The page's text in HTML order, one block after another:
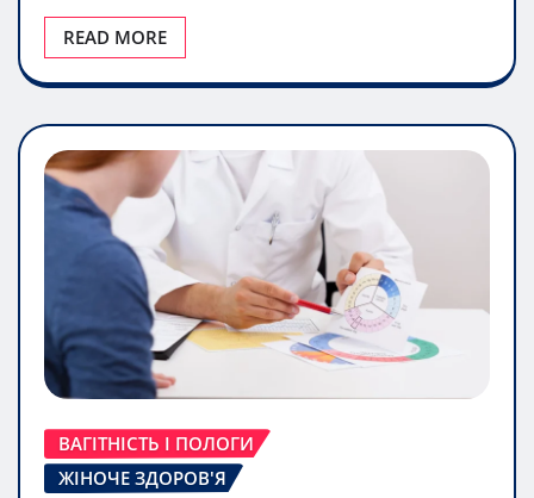
READ MORE
ВАГІТНІСТЬ І ПОЛОГИ
ЖІНОЧЕ ЗДОРОВ'Я